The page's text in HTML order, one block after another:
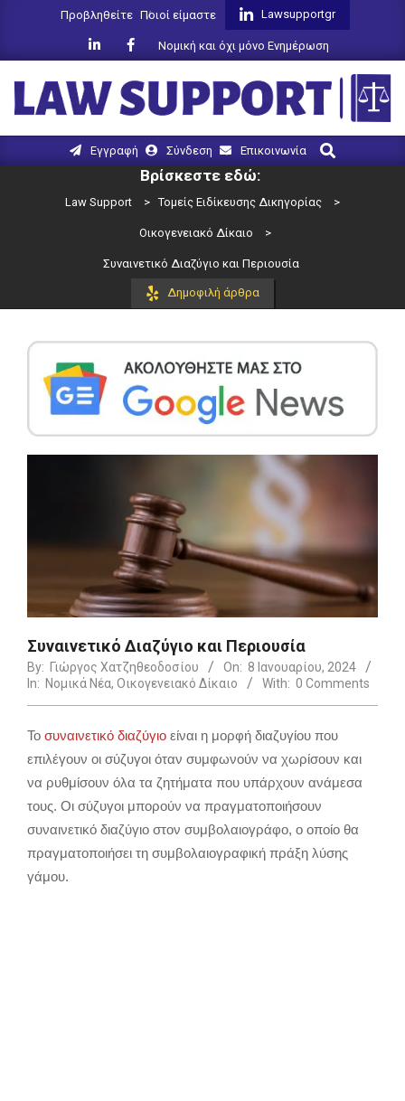
Προβληθείτε Ποιοί είμαστε Lawsupportgr
Νομική και όχι μόνο Ενημέρωση
LAW
SUPPORT
Navigation
Εγγραφή Σύνδεση Επικοινωνία
Search
Βρίσκεστε εδώ:
Law Support > Τομείς Ειδίκευσης Δικηγορίας >
Οικογενειακό Δίκαιο >
Συναινετικό Διαζύγιο και Περιουσία
Δημοφιλή άρθρα
Συναινετικό Διαζύγιο και Περιουσία
By: Γιώργος Χατζηθεοδοσίου On: 8 Ιανουαρίου, 2024
In: Νομικά Νέα, Οικογενειακό Δίκαιο With: 0 Comments
Το συναινετικό διαζύγιο είναι η μορφή διαζυγίου που
επιλέγουν οι σύζυγοι όταν συμφωνούν να χωρίσουν και
να ρυθμίσουν όλα τα ζητήματα που υπάρχουν ανάμεσα
τους. Οι σύζυγοι μπορούν να πραγματοποιήσουν
συναινετικό διαζύγιο στον συμβολαιογράφο, ο οποίο θα
πραγματοποιήσει τη συμβολαιογραφική πράξη λύσης
γάμου.